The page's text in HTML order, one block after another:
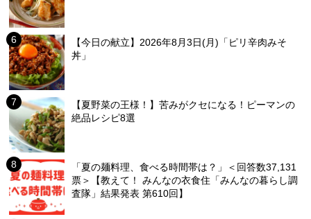
【今日の献立】2026年8月3日(月)「ピリ辛肉みそ
丼」
【夏野菜の王様！】苦みがクセになる！ピーマンの
絶品レシピ8選
「夏の麺料理、食べる時間帯は？」＜回答数37,131
票＞【教えて！ みんなの衣食住「みんなの暮らし調
査隊」結果発表 第610回】